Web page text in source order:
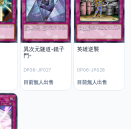
異次元隧道-鏡子
門-
DP06-JP027
目前無人出售
英雄逆襲
DP06-JP028
目前無人出售